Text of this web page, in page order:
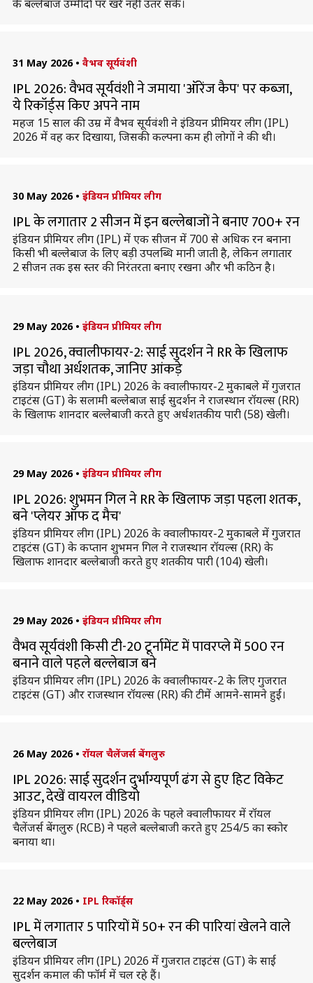
के बल्लेबाज उम्मीदों पर खरे नहीं उतर सके।
31 May 2026 • वैभव सूर्यवंशी
IPL 2026: वैभव सूर्यवंशी ने जमाया 'ऑरेंज कैप' पर कब्जा,
ये रिकॉर्ड्स किए अपने नाम
महज 15 साल की उम्र में वैभव सूर्यवंशी ने इंडियन प्रीमियर लीग (IPL)
2026 में वह कर दिखाया, जिसकी कल्पना कम ही लोगों ने की थी।
30 May 2026 • इंडियन प्रीमियर लीग
IPL के लगातार 2 सीजन में इन बल्लेबाजों ने बनाए 700+ रन
इंडियन प्रीमियर लीग (IPL) में एक सीजन में 700 से अधिक रन बनाना
किसी भी बल्लेबाज के लिए बड़ी उपलब्धि मानी जाती है, लेकिन लगातार
2 सीजन तक इस स्तर की निरंतरता बनाए रखना और भी कठिन है।
29 May 2026 • इंडियन प्रीमियर लीग
IPL 2026, क्वालीफायर-2: साई सुदर्शन ने RR के खिलाफ
जड़ा चौथा अर्धशतक, जानिए आंकड़े
इंडियन प्रीमियर लीग (IPL) 2026 के क्वालीफायर-2 मुकाबले में गुजरात
टाइटंस (GT) के सलामी बल्लेबाज साई सुदर्शन ने राजस्थान रॉयल्स (RR)
के खिलाफ शानदार बल्लेबाजी करते हुए अर्धशतकीय पारी (58) खेली।
29 May 2026 • इंडियन प्रीमियर लीग
IPL 2026: शुभमन गिल ने RR के खिलाफ जड़ा पहला शतक,
बने 'प्लेयर ऑफ द मैच'
इंडियन प्रीमियर लीग (IPL) 2026 के क्वालीफायर-2 मुकाबले में गुजरात
टाइटंस (GT) के कप्तान शुभमन गिल ने राजस्थान रॉयल्स (RR) के
खिलाफ शानदार बल्लेबाजी करते हुए शतकीय पारी (104) खेली।
29 May 2026 • इंडियन प्रीमियर लीग
वैभव सूर्यवंशी किसी टी-20 टूर्नामेंट में पावरप्ले में 500 रन
बनाने वाले पहले बल्लेबाज बने
इंडियन प्रीमियर लीग (IPL) 2026 के क्वालीफायर-2 के लिए गुजरात
टाइटंस (GT) और राजस्थान रॉयल्स (RR) की टीमें आमने-सामने हुईं।
26 May 2026 • रॉयल चैलेंजर्स बेंगलुरु
IPL 2026: साई सुदर्शन दुर्भाग्यपूर्ण ढंग से हुए हिट विकेट
आउट, देखें वायरल वीडियो
इंडियन प्रीमियर लीग (IPL) 2026 के पहले क्वालीफायर में रॉयल
चैलेंजर्स बेंगलुरु (RCB) ने पहले बल्लेबाजी करते हुए 254/5 का स्कोर
बनाया था।
22 May 2026 • IPL रिकॉर्ड्स
IPL में लगातार 5 पारियों में 50+ रन की पारियां खेलने वाले
बल्लेबाज
इंडियन प्रीमियर लीग (IPL) 2026 में गुजरात टाइटंस (GT) के साई
सुदर्शन कमाल की फॉर्म में चल रहे हैं।